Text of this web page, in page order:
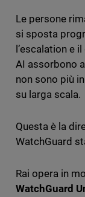
Le persone
si sposta
l’escalation e
AI assorbono
non sono più
su larga scala.
Questa è la
WatchGuard
Rai opera in
WatchGuard